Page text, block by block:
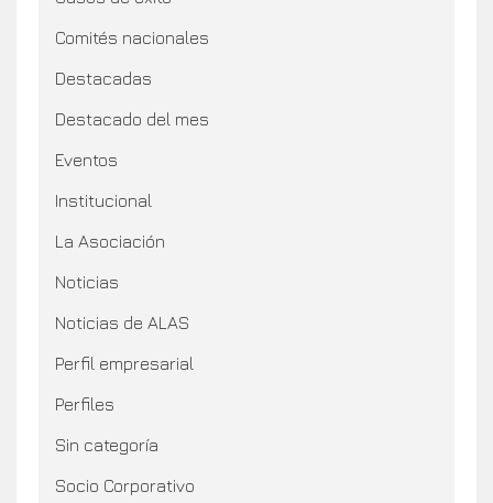
Comités nacionales
Destacadas
Destacado del mes
Eventos
Institucional
La Asociación
Noticias
Noticias de ALAS
Perfil empresarial
Perfiles
Sin categoría
Socio Corporativo